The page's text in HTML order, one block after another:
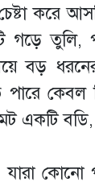
করে
গড়ে
বড়
একটি
কোনো